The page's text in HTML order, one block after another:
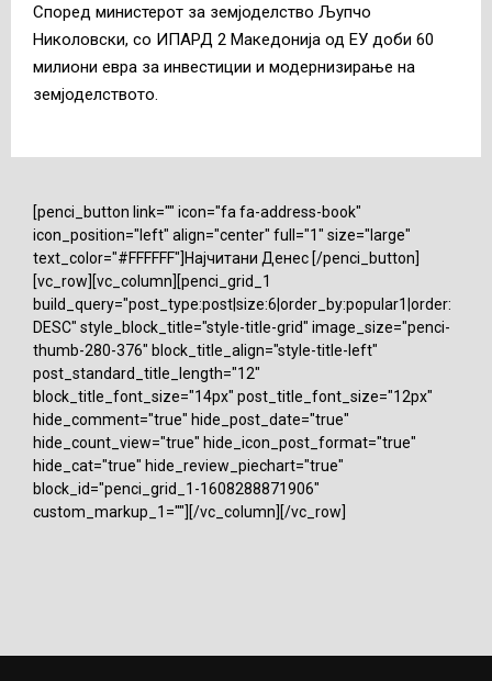
Според министерот за земјоделство Љупчо
Николовски, со ИПАРД 2 Македонија од ЕУ доби 60
милиони евра за инвестиции и модернизирање на
земјоделството.
[penci_button link="" icon="fa fa-address-book"
icon_position="left" align="center" full="1" size="large"
text_color="#FFFFFF"]Најчитани Денес [/penci_button]
[vc_row][vc_column][penci_grid_1
build_query="post_type:post|size:6|order_by:popular1|order:
DESC" style_block_title="style-title-grid" image_size="penci-
thumb-280-376" block_title_align="style-title-left"
post_standard_title_length="12"
block_title_font_size="14px" post_title_font_size="12px"
hide_comment="true" hide_post_date="true"
hide_count_view="true" hide_icon_post_format="true"
hide_cat="true" hide_review_piechart="true"
block_id="penci_grid_1-1608288871906"
custom_markup_1=""][/vc_column][/vc_row]